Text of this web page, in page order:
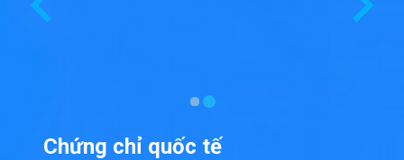
Chứng chỉ quốc tế